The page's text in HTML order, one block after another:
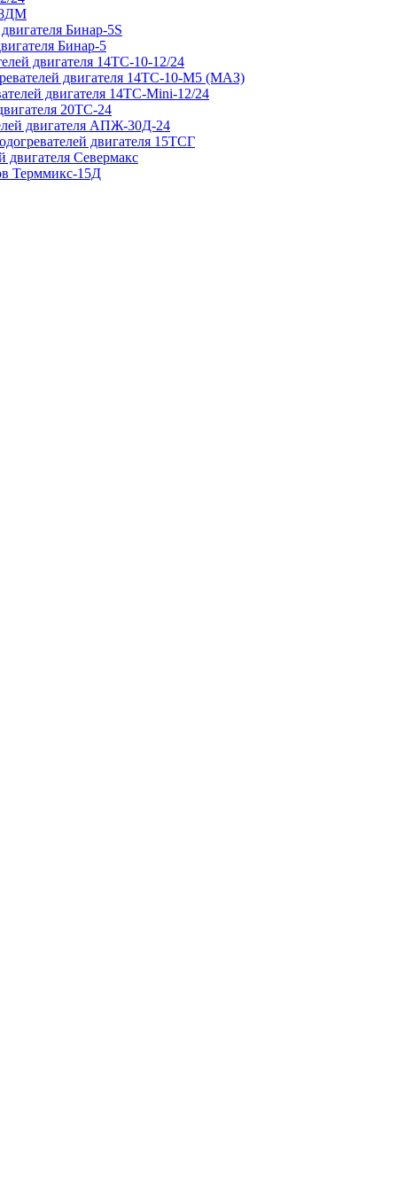
8ДМ
Бинар-5S
Бинар-5
двигателя 14ТС-10-12/24
двигателя 14ТС-10-М5 (МАЗ)
двигателя 14ТС-Mini-12/24
20ТС-24
двигателя АПЖ-30Д-24
двигателя 15ТСГ
двигателя Севермакс
Терммикс-15Д